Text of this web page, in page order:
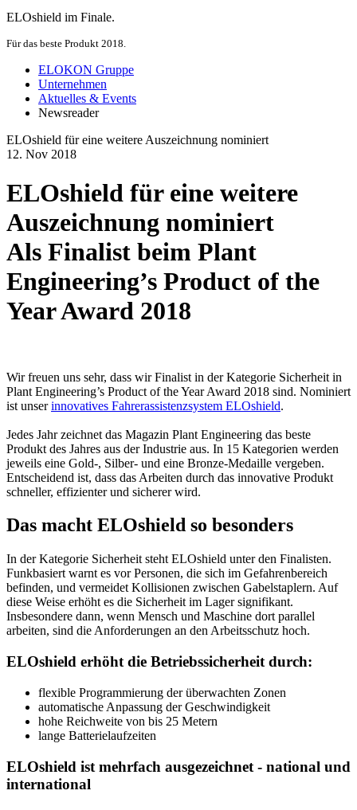
ELOshield im Finale.
Für das beste Produkt 2018.
ELOKON Gruppe
Unternehmen
Aktuelles & Events
Newsreader
ELOshield für eine weitere Auszeichnung nominiert
12. Nov 2018
ELOshield für eine weitere
Auszeichnung nominiert
Als Finalist beim Plant
Engineering’s Product of the
Year Award 2018
Wir freuen uns sehr, dass wir Finalist in der Kategorie Sicherheit in
Plant Engineering’s Product of the Year Award 2018 sind. Nominiert
ist unserinnovatives Fahrerassistenzsystem ELOshield.
Jedes Jahr zeichnet das Magazin Plant Engineering das beste
Produkt des Jahres aus der Industrie aus. In 15 Kategorien werden
jeweils eine Gold-, Silber- und eine Bronze-Medaille vergeben.
Entscheidend ist, dass das Arbeiten durch das innovative Produkt
schneller, effizienter und sicherer wird.
Das macht ELOshield so besonders
In der Kategorie Sicherheit steht ELOshield unter den Finalisten.
Funkbasiert warnt es vor Personen, die sich im Gefahrenbereich
befinden, und vermeidet Kollisionen zwischen Gabelstaplern. Auf
diese Weise erhöht es die Sicherheit im Lager signifikant.
Insbesondere dann, wenn Mensch und Maschine dort parallel
arbeiten, sind die Anforderungen an den Arbeitsschutz hoch.
ELOshield erhöht die Betriebssicherheit durch:
flexible Programmierung der überwachten Zonen
automatische Anpassung der Geschwindigkeit
hohe Reichweite von bis 25 Metern
lange Batterielaufzeiten
ELOshield ist mehrfach ausgezeichnet - national und
international